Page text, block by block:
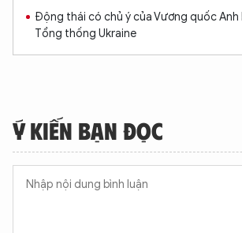
Động thái có chủ ý của Vương quốc Anh
Tổng thống Ukraine
Ý KIẾN BẠN ĐỌC
TÔI LÀ CHATBOT CỦA
Hãy hỏi tôi bất kỳ điều gì bạn cần
An Ninh Thủ Đô nhé. Tôi sẵn sàng